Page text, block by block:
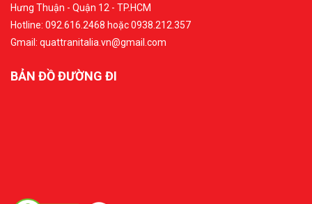
Hưng Thuận - Quận 12 - TP.HCM
Hotline: 092.616.2468 hoặc 0938.212.357
Gmail: quattranitalia.vn@gmail.com
BẢN ĐỒ ĐƯỜNG ĐI